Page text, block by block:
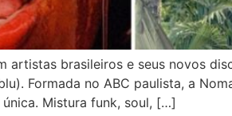
artistas brasileiros e seus novos
Formada no ABC paulista, a
Mistura funk, soul, […]